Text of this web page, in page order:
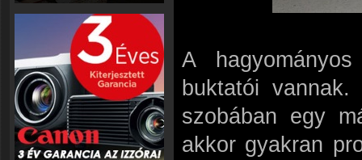
A
buktatói
szobában egy
akkor gyakran